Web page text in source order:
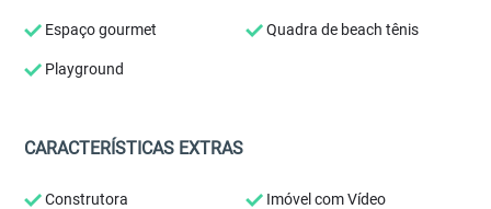
Espaço gourmet Quadra de beach tênis
Playground
CARACTERÍSTICAS EXTRAS
Construtora Imóvel com Vídeo